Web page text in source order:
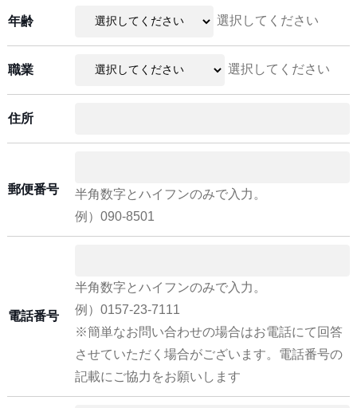
年齢 選択してください
職業 選択してください
住所
郵便番号
半角数字とハイフンのみで入力。
例）090-8501
電話番号
半角数字とハイフンのみで入力。
例）0157-23-7111
※簡単なお問い合わせの場合はお電話にて回答
させていただく場合がございます。電話番号の
記載にご協力をお願いします